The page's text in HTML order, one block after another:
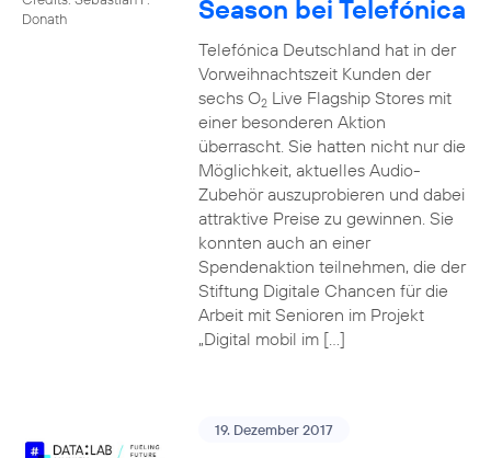
Donath
Season bei Telefónica
Telefónica Deutschland hat in der
Vorweihnachtszeit Kunden der
sechs O2Live Flagship Stores mit
einer besonderen Aktion
überrascht. Sie hatten nicht nur die
Möglichkeit, aktuelles Audio-
Zubehör auszuprobieren und dabei
attraktive Preise zu gewinnen. Sie
konnten auch an einer
Spendenaktion teilnehmen, die der
Stiftung Digitale Chancen für die
Arbeit mit Senioren im Projekt
„Digital mobil im […]
19. Dezember 2017